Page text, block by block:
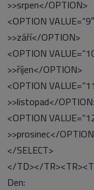
>>srpen</OPTION>
<OPTION
>>září</OPTION>
<OPTION
>>říjen</OPTION>
<OPTION
>>listopad</
<OPTION
>>prosinec</
</SELECT>
</TD></
Den: